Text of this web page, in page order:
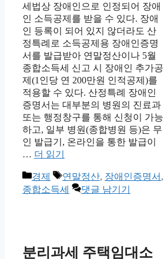
세법상 장애인으로 인정되어 장애
인 소득공제를 받을 수 있다. 장애
인 등록이 되어 있지 않더라도 산
정특례로 소득공제용 장애인증명
서를 발급받아 연말정산이나 5월
종합소득세 신고 시 장애인 추가공
제(1인당 연 200만원 인적공제)를
적용할 수 있다. 산정특례 장애인
증명서는 대부분의 병원의 진료과
또는 행정창구를 통해 신청이 가능
하고, 일부 병원(종합병원 등)은 무
인 발급기, 온라인을 통한 발급이
… 더 읽기
카
테
경제
태
그
연말정산, 장애인증명서 ,
종합소득세
댓글 남기기
분리과세 주택임대소